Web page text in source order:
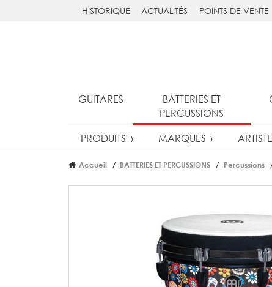
HISTORIQUE ACTUALITÉS POINTS DE VENTE
GUITARES
BATTERIES ET
PERCUSSIONS
PRODUITS MARQUES
Accueil BATTERIES ET PERCUSSIONS Percussions